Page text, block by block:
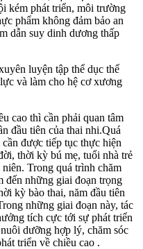
kém phát triển, môi trường
phẩm không đảm bảo an
dẫn suy dinh dương thấp
luyện tập thể dục thể
và làm cho hệ cơ xương
cao thì cần phải quan tâm
đầu tiên của thai nhi.Quá
được tiếp tục thực hiện
thời kỳ bú mẹ, tuổi nhà trẻ
Trong quá trình chăm
đến những giai đoạn trọng
kỳ bào thai, năm đầu tiên
những giai đoạn này, tác
tích cực tới sự phát triển
dưỡng hợp lý, chăm sóc
triển về chiều cao .